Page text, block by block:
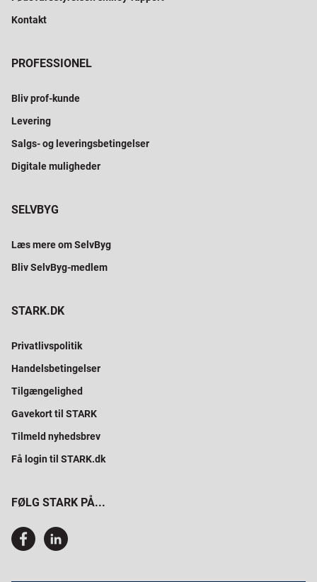
Kontakt
PROFESSIONEL
Bliv prof-kunde
Levering
Salgs- og leveringsbetingelser
Digitale muligheder
SELVBYG
Læs mere om SelvByg
Bliv SelvByg-medlem
STARK.DK
Privatlivspolitik
Handelsbetingelser
Tilgængelighed
Gavekort til STARK
Tilmeld nyhedsbrev
Få login til STARK.dk
FØLG STARK PÅ...